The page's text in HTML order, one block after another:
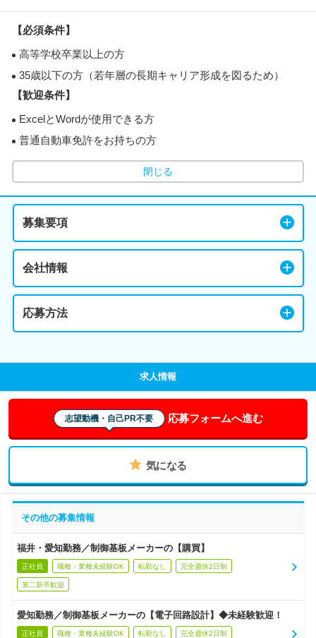
【必須条件】
高等学校卒業以上の方
35歳以下の方（若年層の長期キャリア形成を図るため）
【歓迎条件】
ExcelとWordが使用できる方
普通自動車免許をお持ちの方
閉じる
募集要項
会社情報
応募方法
求人情報
志望動機・自己PR不要 応募フォームへ進む
気になる
その他の募集情報
福井・愛知勤務／制御基板メーカーの【購買】
正社員 職種・業種未経験OK 転勤なし 完全週休2日制
第二新卒歓迎
愛知勤務／制御基板メーカーの【電子回路設計】◆未経験歓迎！
正社員 職種・業種未経験OK 転勤なし 完全週休2日制